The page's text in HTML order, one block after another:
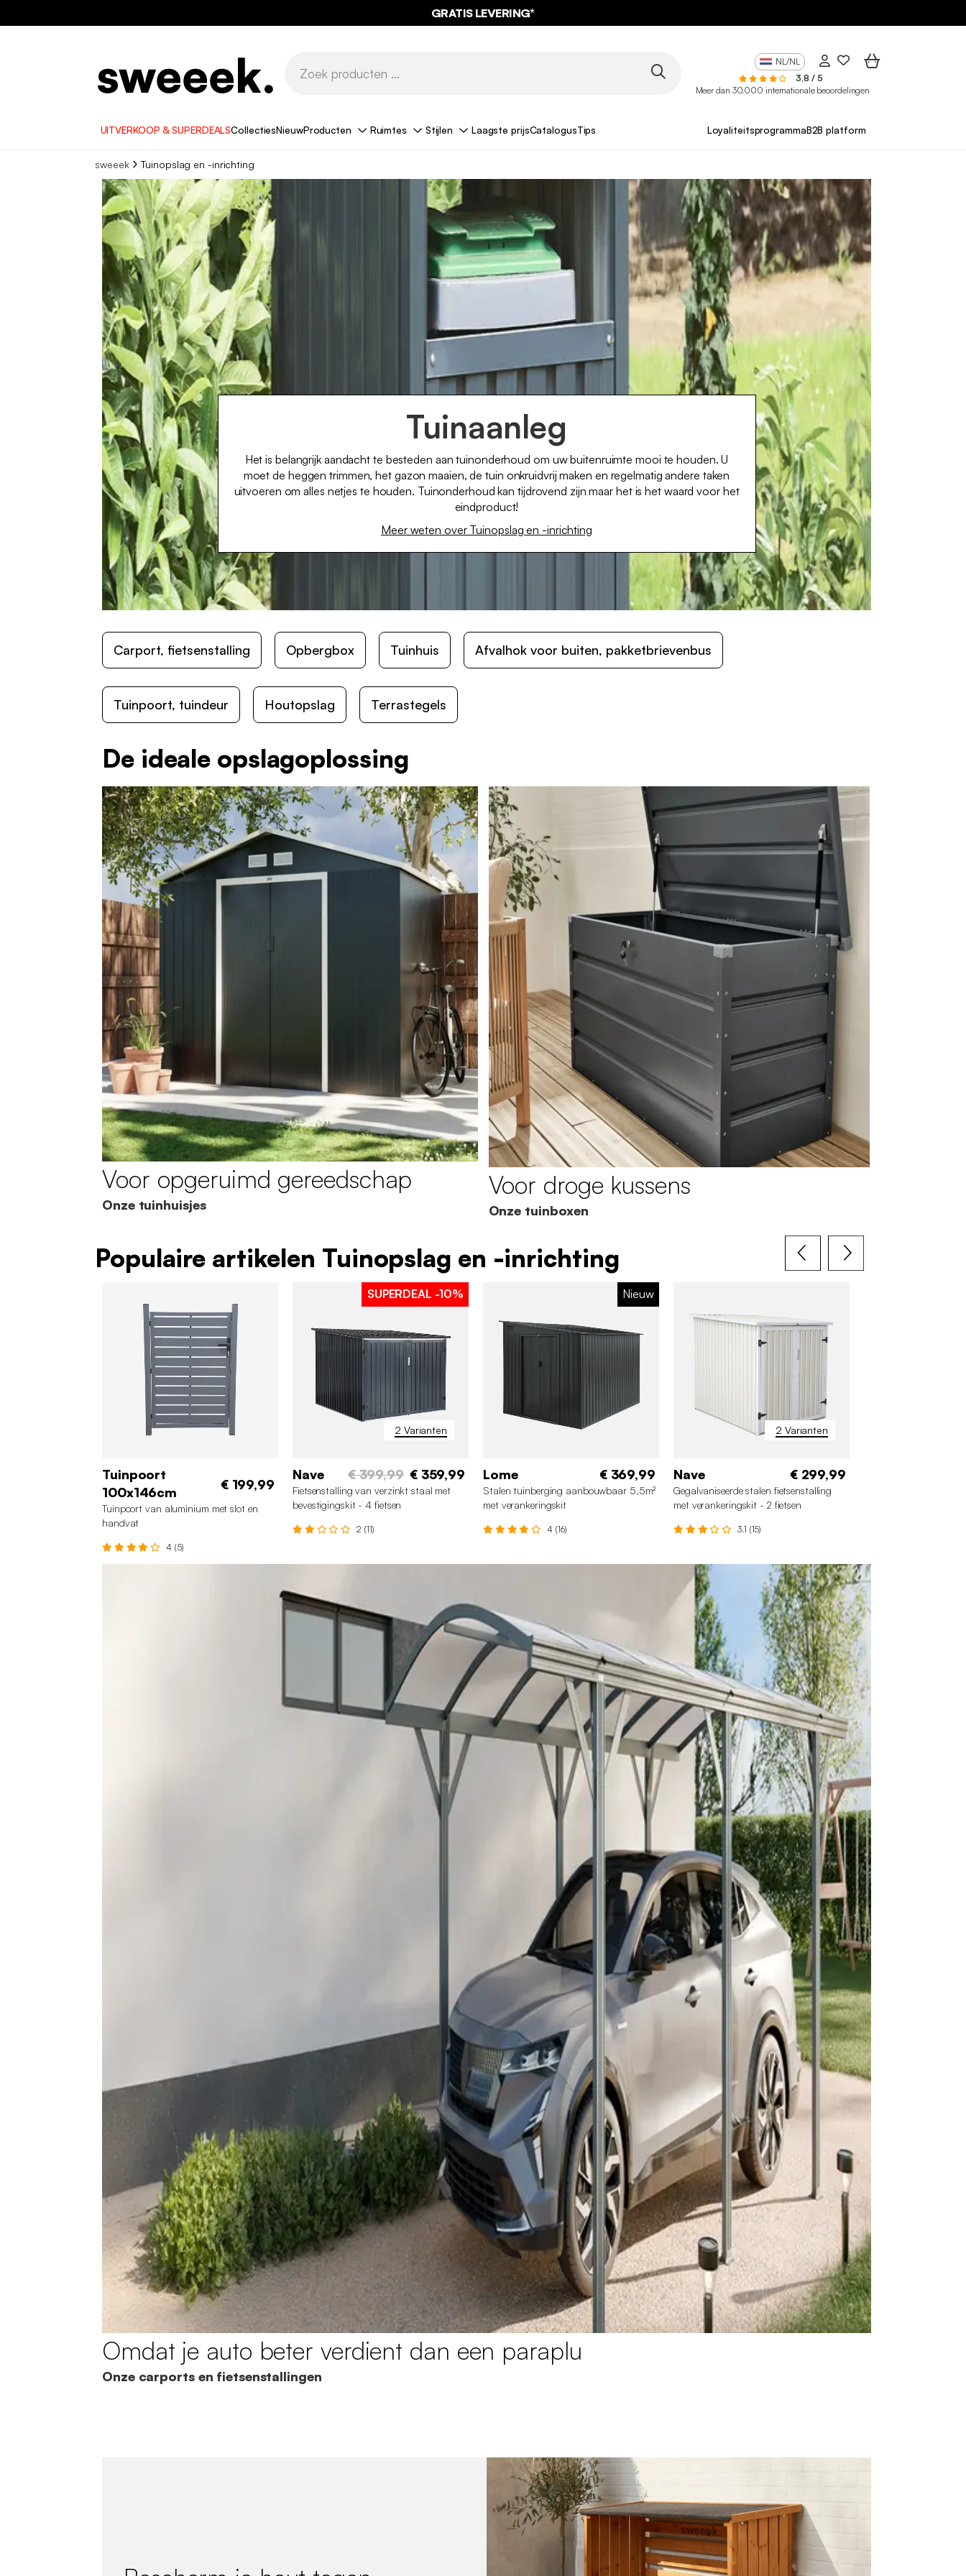
GRATIS LEVERING*
NL/NL
3,8 / 5
Meer dan 30.000 internationale beoordelingen
UITVERKOOP & SUPERDEALSCollectiesNieuwProducten Ruimtes Stijlen Laagste prijsCatalogusTips LoyaliteitsprogrammaB2B platform
sweeek Tuinopslag en -inrichting
Tuinaanleg
Het is belangrijk aandacht te besteden aan tuinonderhoud om uw buitenruimte mooi te houden. U
moet de heggen trimmen, het gazon maaien, de tuin onkruidvrij maken en regelmatig andere taken
uitvoeren om alles netjes te houden. Tuinonderhoud kan tijdrovend zijn maar het is het waard voor het
eindproduct!
Meer weten over Tuinopslag en -inrichting
Carport, fietsenstalling Opbergbox Tuinhuis Afvalhok voor buiten, pakketbrievenbus
Tuinpoort, tuindeur Houtopslag Terrastegels
De ideale opslagoplossing
Voor opgeruimd gereedschap
Onze tuinhuisjes
Voor droge kussens
Onze tuinboxen
Populaire artikelen Tuinopslag en -inrichting
Tuinpoort
100x146cm
€ 199,99
Tuinpoort van aluminium met slot en
handvat
4 (5)
2 Varianten
SUPERDEAL -10%
Nave € 399,99 € 359,99
Fietsenstalling van verzinkt staal met
bevestigingskit - 4 fietsen
2 (11)
Nieuw
Lome € 369,99
Stalen tuinberging aanbouwbaar 5,5m²
met verankeringskit
4 (16)
2 Varianten
Nave € 299,99
Gegalvaniseerde stalen fietsenstalling
met verankeringskit - 2 fietsen
3.1 (15)
Omdat je auto beter verdient dan een paraplu
Onze carports en fietsenstallingen